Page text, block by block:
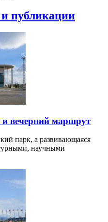
и публикации
и вечерний маршрут
парк, а развивающаяся
научными